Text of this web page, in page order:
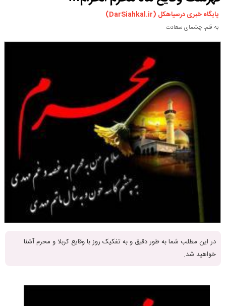
ورزشی
چندرسانه ای
پایگاه خبری درسیاهکل (DarSiahkal.ir)
به قلم: چشمای سعادت
در این مطلب شما به طور دقیق و به تفکیک روز با وقایع کربلا و محرم آشنا
خواهید شد.